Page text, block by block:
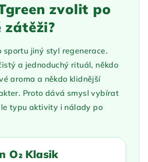
zvolit po
zátěži?
sportu jiný styl regenerace.
a jednoduchý rituál, někdo
aroma a někdo klidnější
Proto dává smysl vybírat
typu aktivity i nálady po
O₂ Klasik